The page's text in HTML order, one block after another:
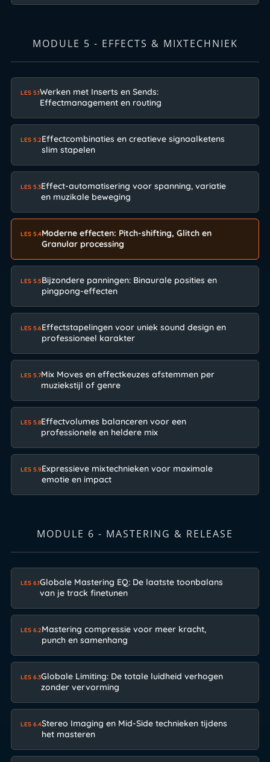
MODULE 5 - EFFECTS & MIXTECHNIEK
LES 5.1Werken met Inserts en Sends:
Effectmanagement en routing
LES 5.2Effectcombinaties en creatieve signaalketens
slim stapelen
LES 5.3Effect-automatisering voor spanning, variatie
en muzikale beweging
LES 5.4Moderne effecten: Pitch-shifting, Glitch en
Granular processing
LES 5.5Bijzondere panningen: Binaurale posities en
pingpong-effecten
LES 5.6Effectstapelingen voor uniek sound design en
professioneel karakter
LES 5.7Mix Moves en effectkeuzes afstemmen per
muziekstijl of genre
LES 5.8Effectvolumes balanceren voor een
professionele en heldere mix
LES 5.9Expressieve mixtechnieken voor maximale
emotie en impact
MODULE 6 - MASTERING & RELEASE
LES 6.1Globale Mastering EQ: De laatste toonbalans
van je track finetunen
LES 6.2Mastering compressie voor meer kracht,
punch en samenhang
LES 6.3Globale Limiting: De totale luidheid verhogen
zonder vervorming
LES 6.4Stereo Imaging en Mid-Side technieken tijdens
het masteren